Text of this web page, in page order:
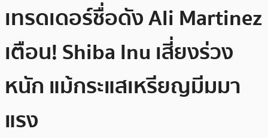
เทรดเดอร์ชื่อดัง Ali Martinez
เตือน! Shiba Inu เสี่ยงร่วง
หนัก แม้กระแสเหรียญมีมมา
แรง